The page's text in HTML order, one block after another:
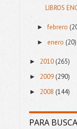
LIBROS
►febrero
►enero(20)
► 2010 (265)
► 2009 (290)
► 2008 (144)
PARA